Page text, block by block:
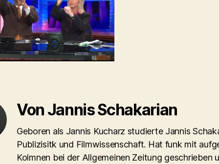
Von Jannis Schakarian
Geboren als Jannis Kucharz studierte Jannis
Publizisitk und Filmwissenschaft. Hat funk mit
Kolmnen bei der Allgemeinen Zeitung geschrieben